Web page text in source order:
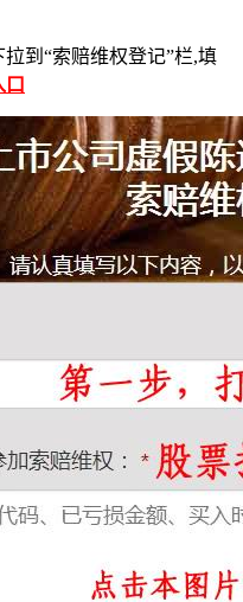
到“索赔维权登记”栏,填